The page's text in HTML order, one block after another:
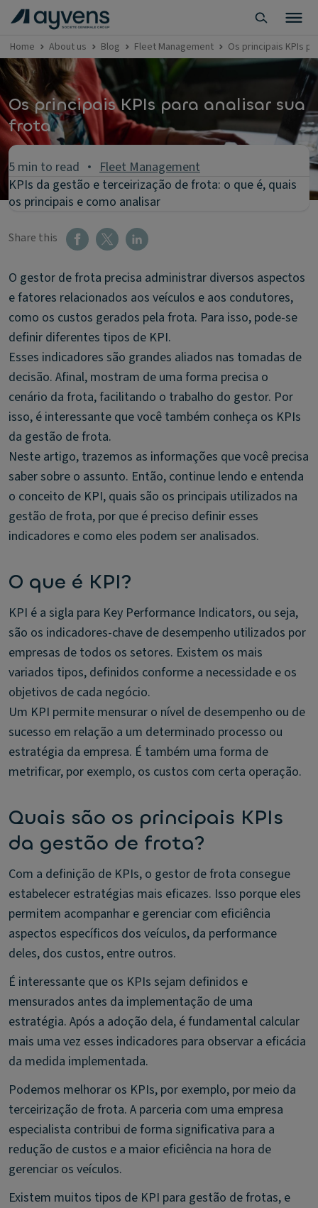
Home About us Blog Fleet Management Os principais KPIs
Os principais KPIs para analisar sua
frota
5 min to read
Fleet Management
KPIs da gestão e terceirização de frota: o que é, quais
os principais e como analisar
Share this
O gestor de frota precisa administrar diversos aspectos
e fatores relacionados aos veículos e aos condutores,
como os custos gerados pela frota. Para isso, pode-se
definir diferentes tipos de KPI.
Esses indicadores são grandes aliados nas tomadas de
decisão. Afinal, mostram de uma forma precisa o
cenário da frota, facilitando o trabalho do gestor. Por
isso, é interessante que você também conheça os KPIs
da gestão de frota.
Neste artigo, trazemos as informações que você precisa
saber sobre o assunto. Então, continue lendo e entenda
o conceito de KPI, quais são os principais utilizados na
gestão de frota, por que é preciso definir esses
indicadores e como eles podem ser analisados.
O que é KPI?
KPI é a sigla para Key Performance Indicators, ou seja,
são os indicadores-chave de desempenho utilizados por
empresas de todos os setores. Existem os mais
variados tipos, definidos conforme a necessidade e os
objetivos de cada negócio.
Um KPI permite mensurar o nível de desempenho ou de
sucesso em relação a um determinado processo ou
estratégia da empresa. É também uma forma de
metrificar, por exemplo, os custos com certa operação.
Quais são os principais KPIs
da gestão de frota?
Com a definição de KPIs, o gestor de frota consegue
estabelecer estratégias mais eficazes. Isso porque eles
permitem acompanhar e gerenciar com eficiência
aspectos específicos dos veículos, da performance
deles, dos custos, entre outros.
É interessante que os KPIs sejam definidos e
mensurados antes da implementação de uma
estratégia. Após a adoção dela, é fundamental calcular
mais uma vez esses indicadores para observar a eficácia
da medida implementada.
Podemos melhorar os KPIs, por exemplo, por meio da
terceirização de frota. A parceria com uma empresa
especialista contribui de forma significativa para a
redução de custos e a maior eficiência na hora de
gerenciar os veículos.
Existem muitos tipos de KPI para gestão de frotas, e